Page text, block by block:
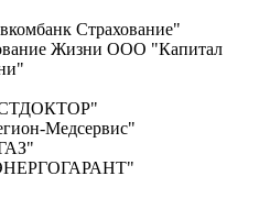
Страхование"
ООО "Капитал
Медсервис"